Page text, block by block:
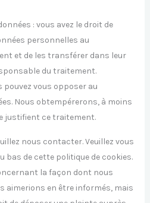
: vous avez le droit de
personnelles au
et de les transférer dans leur
du traitement.
pouvez vous opposer au
Nous obtempérerons, à moins
justifient ce traitement.
nous contacter. Veuillez vous
bas de cette politique de cookies.
la façon dont nous
aimerions en être informés, mais